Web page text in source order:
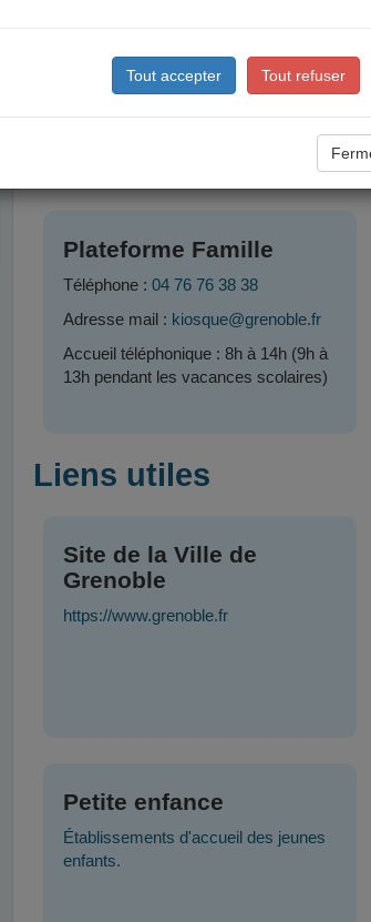
Uniquement si vous ne vous trouvez
depuis lapage de connexion. Attention, si
Plateforme Famille
Téléphone : 04 76 76 38 38
Adresse mail : kiosque@grenoble.fr
Accueil téléphonique : 8h à 14h (9h à
13h pendant les vacances scolaires)
Liens utiles
Site de la Ville de
Grenoble
https://www.grenoble.fr
Petite enfance
Établissements d'accueil des jeunes
enfants.
Tout accepter Tout refuser